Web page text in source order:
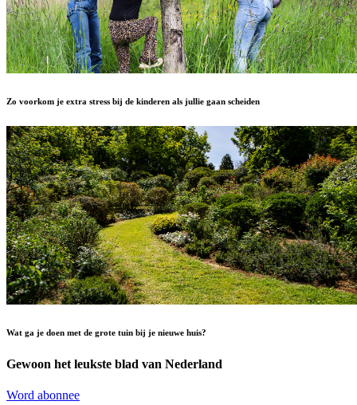
Zo voorkom je extra stress bij de kinderen als jullie gaan scheiden
Wat ga je doen met de grote tuin bij je nieuwe huis?
Gewoon het leukste blad van Nederland
Word abonnee